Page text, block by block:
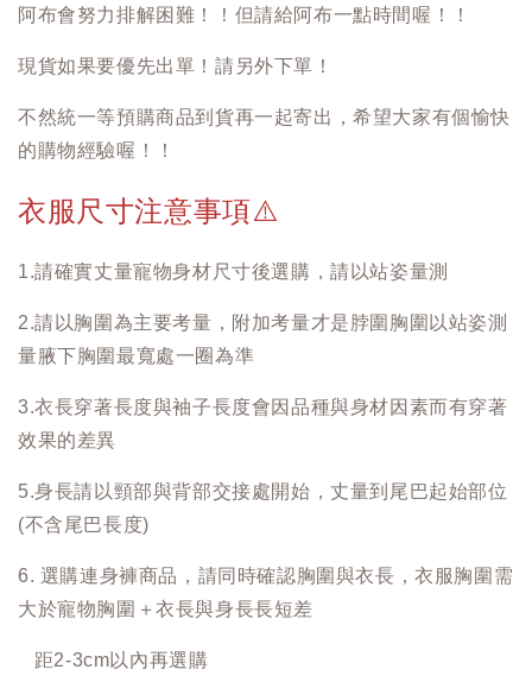
阿布會努力排解困難！！但請給阿布一點時間喔！！
現貨如果要優先出單！請另外下單！
不然統一等預購商品到貨再一起寄出，希望大家有個愉快
的購物經驗喔！！
衣服尺寸注意事項⚠️
1.請確實丈量寵物身材尺寸後選購，請以站姿量測
2.請以胸圍為主要考量，附加考量才是脖圍胸圍以站姿測
量腋下胸圍最寬處一圈為準
3.衣長穿著長度與袖子長度會因品種與身材因素而有穿著
效果的差異
5.身長請以頸部與背部交接處開始，丈量到尾巴起始部位
(不含尾巴長度)
6. 選購連身褲商品，請同時確認胸圍與衣長，衣服胸圍需
大於寵物胸圍＋衣長與身長長短差
距2-3cm以內再選購